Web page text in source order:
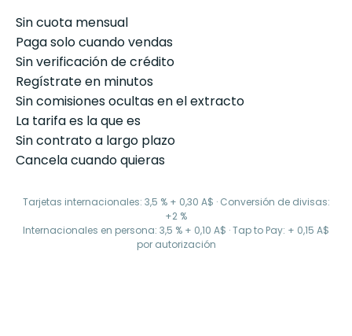
Sin cuota mensual
Paga solo cuando vendas
Sin verificación de crédito
Regístrate en minutos
Sin comisiones ocultas en el extracto
La tarifa es la que es
Sin contrato a largo plazo
Cancela cuando quieras
Tarjetas internacionales: 3,5 % + 0,30 A$ · Conversión de divisas:
+2 %
Internacionales en persona: 3,5 % + 0,10 A$ · Tap to Pay: + 0,15 A$
por autorización